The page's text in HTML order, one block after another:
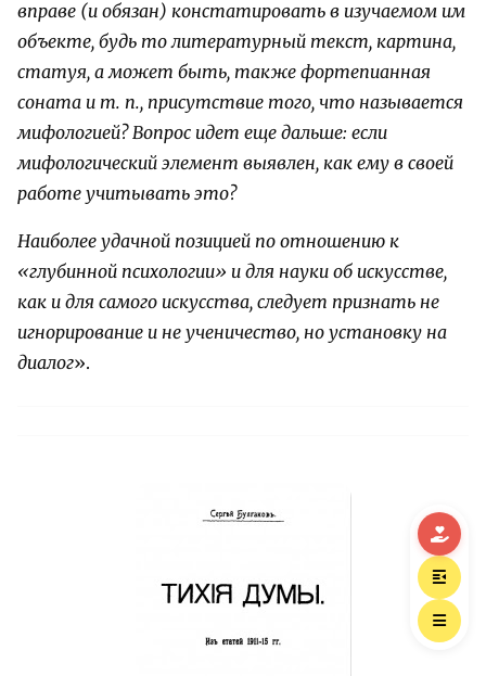
вправе (и обязан) констатировать в изучаемом им
объекте, будь то литературный текст, картина,
статуя, а может быть, также фортепианная
соната и т. п., присутствие того, что называется
мифологией? Вопрос идет еще дальше: если
мифологический элемент выявлен, как ему в своей
работе учитывать это?
Наиболее удачной позицией по отношению к
«глубинной психологии» и для науки об искусстве,
как и для самого искусства, следует признать не
игнорирование и не ученичество, но установку на
диалог».